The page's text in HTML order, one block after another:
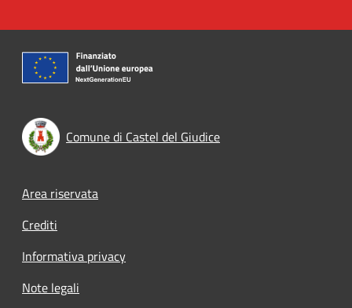
Comune di Castel del Giudice
Footer menu
Area riservata
Crediti
Informativa privacy
Note legali